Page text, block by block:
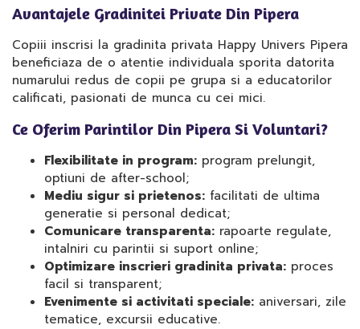
Avantajele Gradinitei Private Din Pipera
Copiii inscrisi la gradinita privata Happy Univers Pipera
beneficiaza de o atentie individuala sporita datorita
numarului redus de copii pe grupa si a educatorilor
calificati, pasionati de munca cu cei mici.
Ce Oferim Parintilor Din Pipera Si Voluntari?
Flexibilitate in program: program prelungit,
optiuni de after-school;
Mediu sigur si prietenos: facilitati de ultima
generatie si personal dedicat;
Comunicare transparenta: rapoarte regulate,
intalniri cu parintii si suport online;
Optimizare inscrieri gradinita privata: proces
facil si transparent;
Evenimente si activitati speciale: aniversari, zile
tematice, excursii educative.